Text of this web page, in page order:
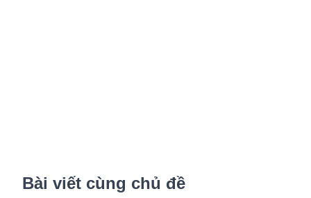
Bài viết cùng chủ đề